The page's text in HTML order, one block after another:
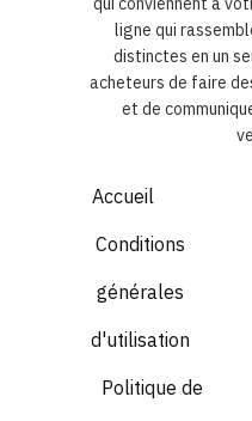
ligne qui
distinctes en un
acheteurs de faire
et de
Accueil
Conditions
générales
d'utilisation
Politique de